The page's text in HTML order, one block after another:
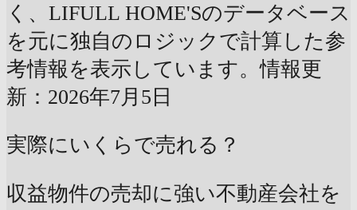
く、LIFULL HOME'Sのデータベース
を元に独自のロジックで計算した参
考情報を表示しています。情報更
新：2026年7月5日
実際にいくらで売れる？
収益物件の売却に強い不動産会社を